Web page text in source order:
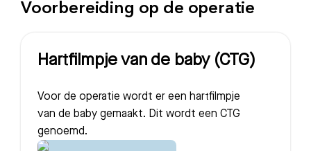
Voorbereiding op de operatie
Hartfilmpje van de baby (CTG)
Voor de operatie wordt er een hartfilmpje
van de baby gemaakt. Dit wordt een CTG
genoemd.